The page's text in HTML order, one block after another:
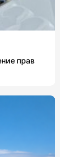
прав